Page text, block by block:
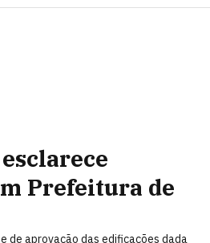
Prefeitura de
de aprovação das edificações dada